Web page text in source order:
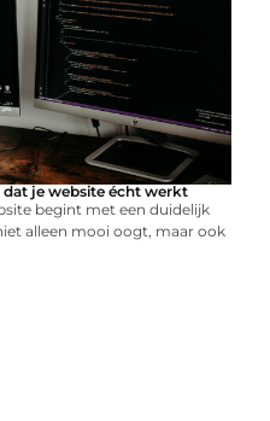
dat je website écht werkt
begint met een duidelijk
alleen mooi oogt, maar ook